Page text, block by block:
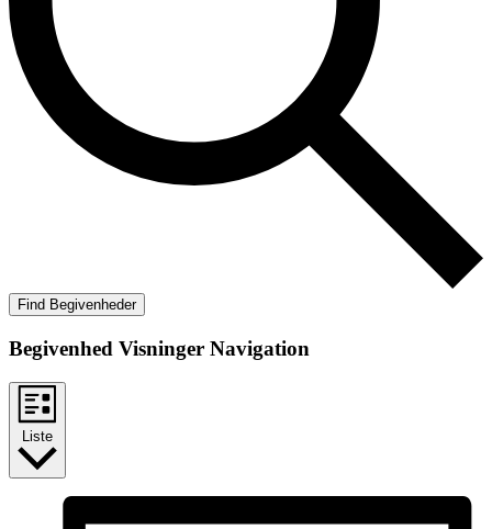
Find Begivenheder
Begivenhed Visninger Navigation
Liste